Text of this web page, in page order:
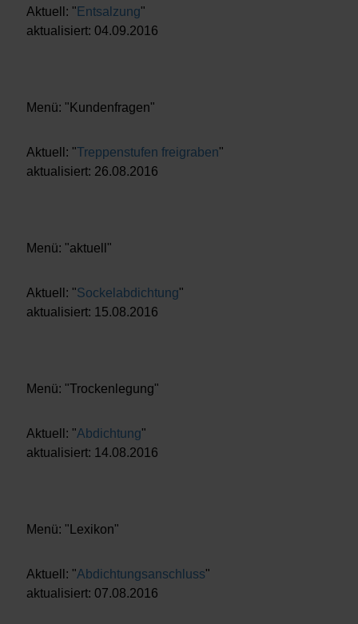
Aktuell: " Entsalzung"
aktualisiert: 04.09.2016
Menü: "Kundenfragen"
Aktuell: "Treppenstufen freigraben"
aktualisiert: 26.08.2016
Menü: "aktuell"
Aktuell: "Sockelabdichtung"
aktualisiert: 15.08.2016
Menü: "Trockenlegung"
Aktuell: "Abdichtung"
aktualisiert: 14.08.2016
Menü: "Lexikon"
Aktuell: "Abdichtungsanschluss"
aktualisiert: 07.08.2016